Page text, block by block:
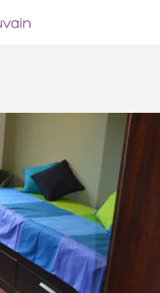
KV 256
program students
Situation: Hocaille area, 5
8 from the railroad station
swimming pool and the
the St François church. //...